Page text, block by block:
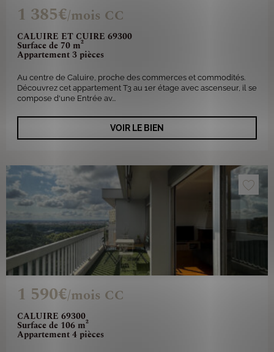
CALUIRE ET CUIRE 69300
Surface de 70 m²
Appartement 3 pièces
1 385€/mois CC
Au centre de Caluire, proche des commerces et commodités.
Découvrez cet appartement T3 au 1er étage avec ascenseur, il se
compose d'une Entrée av...
VOIR LE BIEN
CALUIRE 69300
Surface de 106 m²
Appartement 4 pièces
1 590€/mois CC